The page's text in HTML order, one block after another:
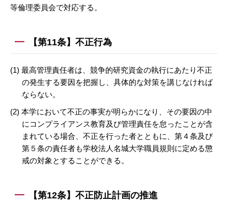
等倫理委員会で対応する。
【第11条】不正行為
(1) 最高管理責任者は、競争的研究資金の執行にあたり不正
の発生する要因を把握し、具体的な対策を講じなければ
ならない。
(2) 本学において不正の事実が明らかになり、その要因の中
にコンプライアンス教育及び管理責任を怠ったことが含
まれている場合、不正を行った者とともに、第４条及び
第５条の責任者も学校法人名城大学職員規則に定める懲
戒の対象とすることができる。
【第12条】不正防止計画の推進